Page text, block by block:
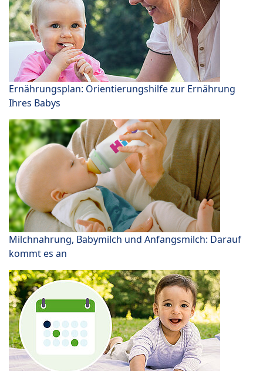
Ernährungsplan: Orientierungshilfe zur Ernährung
Ihres Babys
Milchnahrung, Babymilch und Anfangsmilch: Darauf
kommt es an